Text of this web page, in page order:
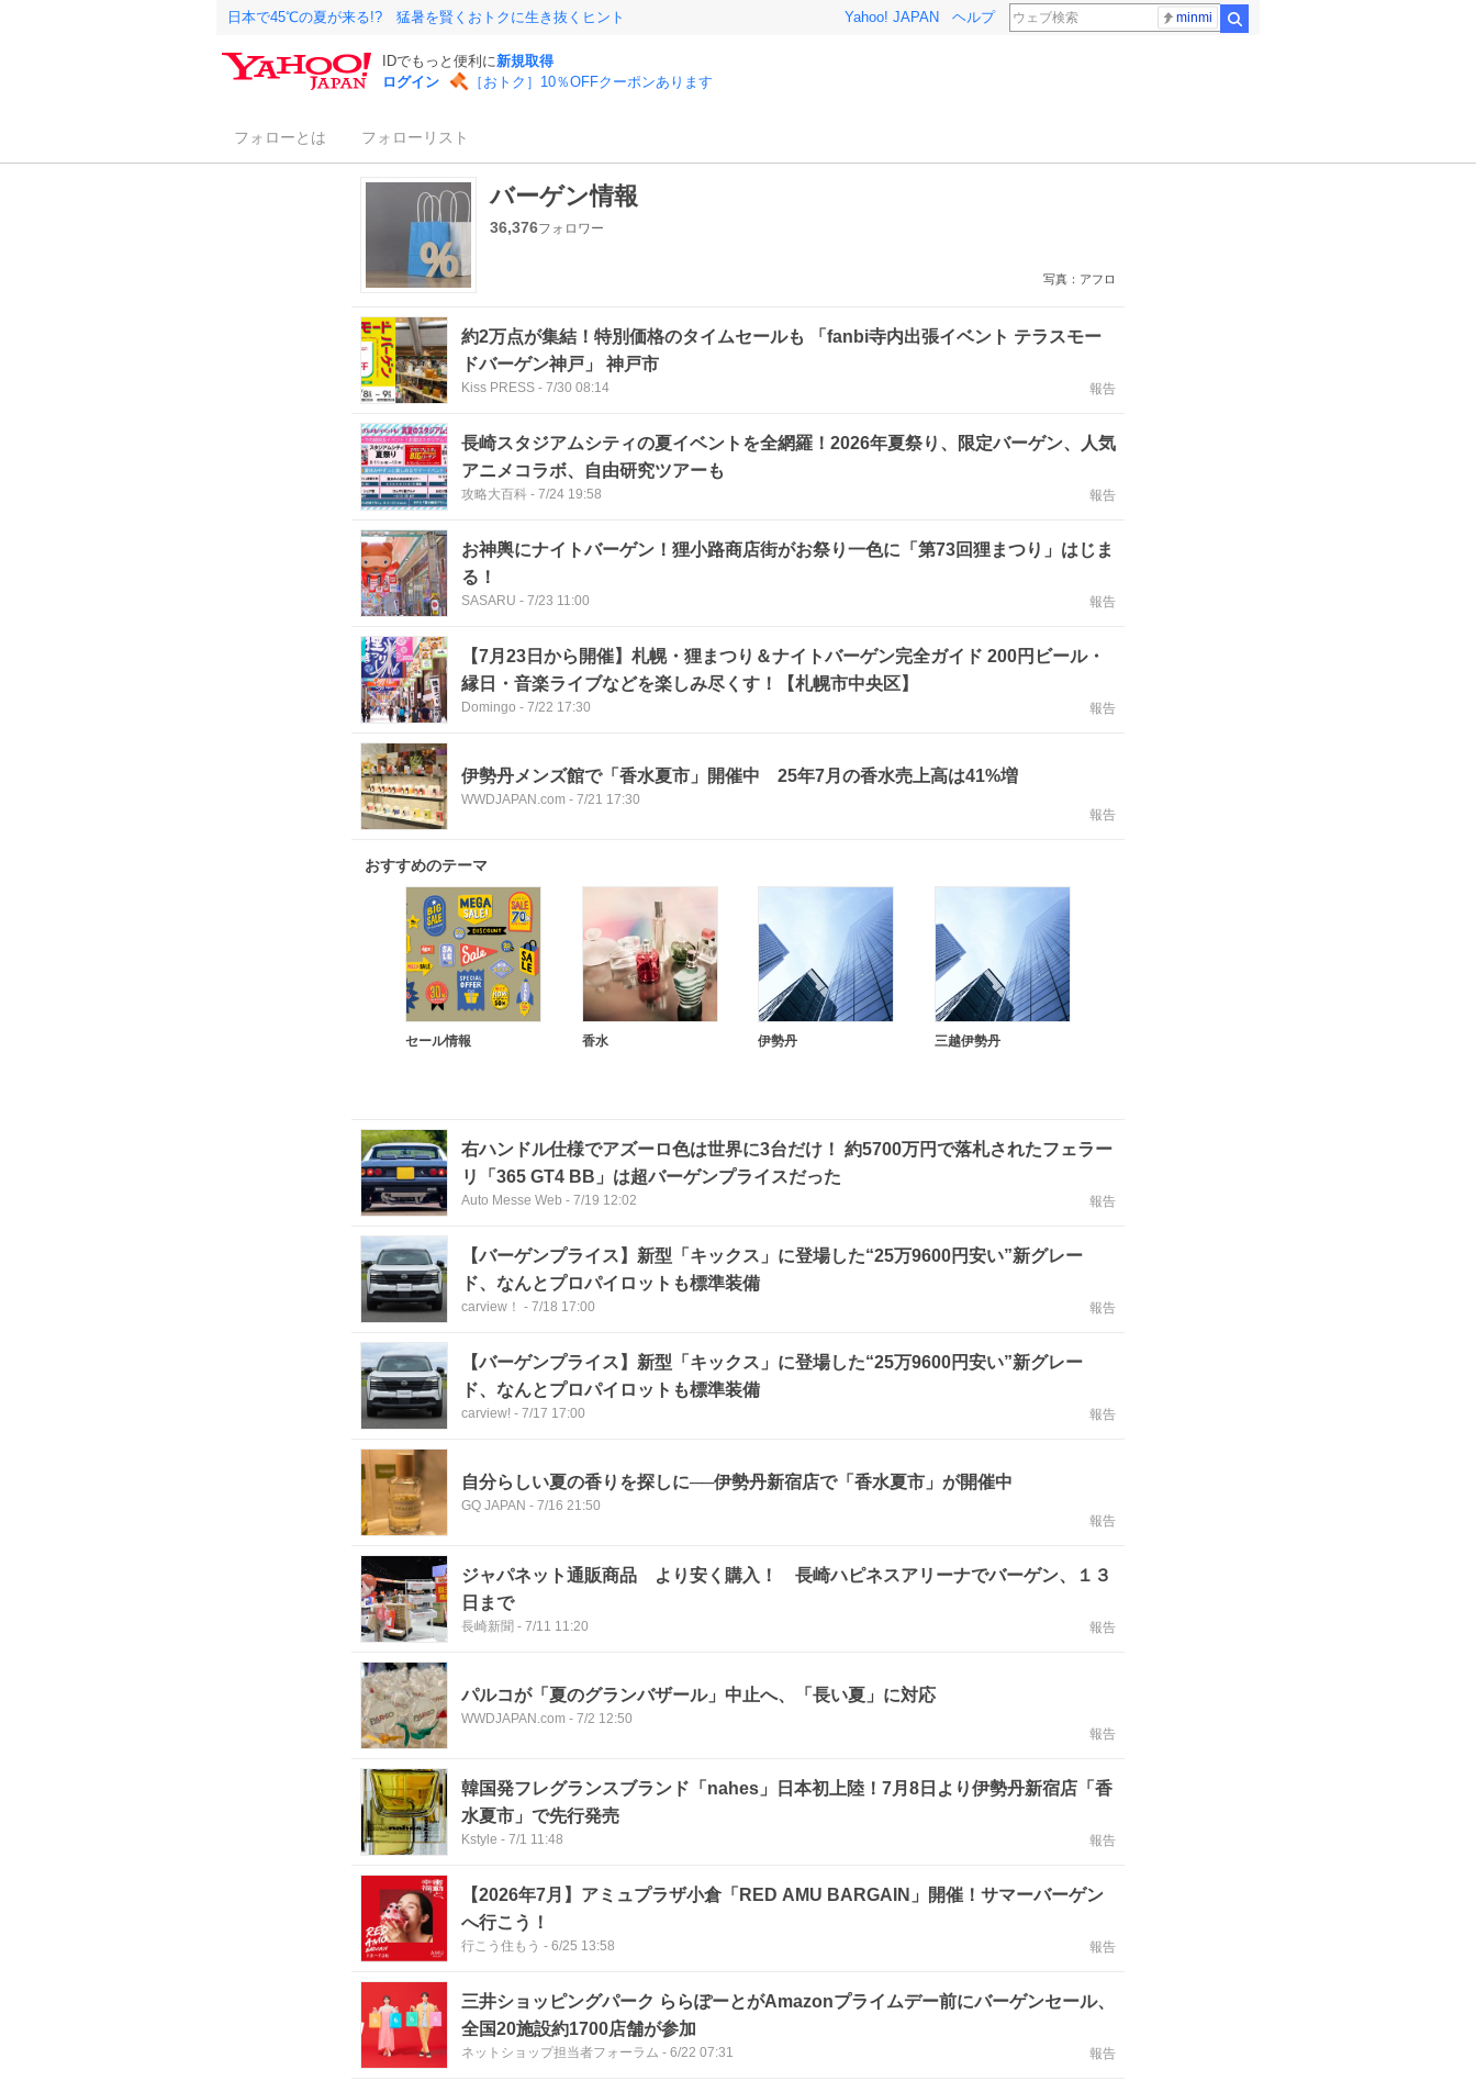
日本で45℃の夏が来る!? 猛暑を賢くおトクに生き抜くヒント Yahoo! JAPAN ヘルプ minmi
IDでもっと便利に新規取得
ログイン
［おトク］10％OFFクーポンあります
フォローとは フォローリスト
バーゲン情報
36,376フォロワー
写真：アフロ
約2万点が集結！特別価格のタイムセールも 「fanbi寺内出張イベント テラスモー
ドバーゲン神戸」 神戸市
Kiss PRESS - 7/30 08:14 報告
長崎スタジアムシティの夏イベントを全網羅！2026年夏祭り、限定バーゲン、人気
アニメコラボ、自由研究ツアーも
攻略大百科 - 7/24 19:58 報告
お神輿にナイトバーゲン！狸小路商店街がお祭り一色に「第73回狸まつり」はじま
る！
SASARU - 7/23 11:00 報告
【7月23日から開催】札幌・狸まつり＆ナイトバーゲン完全ガイド 200円ビール・
縁日・音楽ライブなどを楽しみ尽くす！【札幌市中央区】
Domingo - 7/22 17:30 報告
伊勢丹メンズ館で「香水夏市」開催中 25年7月の香水売上高は41%増
WWDJAPAN.com - 7/21 17:30
報告
おすすめのテーマ
セール情報 香水 伊勢丹 三越伊勢丹
右ハンドル仕様でアズーロ色は世界に3台だけ！ 約5700万円で落札されたフェラー
リ「365 GT4 BB」は超バーゲンプライスだった
Auto Messe Web - 7/19 12:02 報告
【バーゲンプライス】新型「キックス」に登場した“25万9600円安い”新グレー
ド、なんとプロパイロットも標準装備
carview！ - 7/18 17:00 報告
【バーゲンプライス】新型「キックス」に登場した“25万9600円安い”新グレー
ド、なんとプロパイロットも標準装備
carview! - 7/17 17:00 報告
自分らしい夏の香りを探しに──伊勢丹新宿店で「香水夏市」が開催中
GQ JAPAN - 7/16 21:50
報告
ジャパネット通販商品 より安く購入！ 長崎ハピネスアリーナでバーゲン、１３
日まで
長崎新聞 - 7/11 11:20 報告
パルコが「夏のグランバザール」中止へ、「長い夏」に対応
WWDJAPAN.com - 7/2 12:50
報告
韓国発フレグランスブランド「nahes」日本初上陸！7月8日より伊勢丹新宿店「香
水夏市」で先行発売
Kstyle - 7/1 11:48 報告
【2026年7月】アミュプラザ小倉「RED AMU BARGAIN」開催！サマーバーゲン
へ行こう！
行こう住もう - 6/25 13:58 報告
三井ショッピングパーク ららぽーとがAmazonプライムデー前にバーゲンセール、
全国20施設約1700店舗が参加
ネットショップ担当者フォーラム - 6/22 07:31 報告